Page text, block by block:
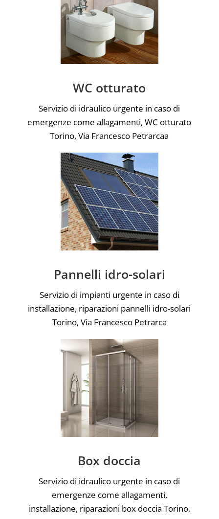
WC otturato
Servizio di idraulico urgente in caso di
emergenze come allagamenti, WC otturato
Torino, Via Francesco Petrarcaa
Pannelli idro-solari
Servizio di impianti urgente in caso di
installazione, riparazioni pannelli idro-solari
Torino, Via Francesco Petrarca
Box doccia
Servizio di idraulico urgente in caso di
emergenze come allagamenti,
installazione, riparazioni box doccia Torino,